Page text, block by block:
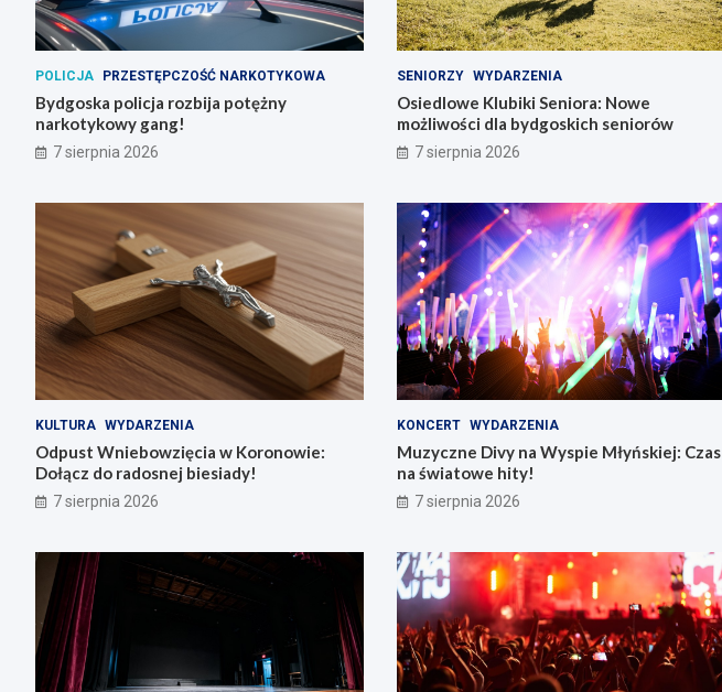
POLICJA PRZESTĘPCZOŚĆ NARKOTYKOWA
Bydgoska policja rozbija potężny
narkotykowy gang!
7 sierpnia 2026
SENIORZY WYDARZENIA
Osiedlowe Klubiki Seniora: Nowe
możliwości dla bydgoskich seniorów
7 sierpnia 2026
KULTURA WYDARZENIA
Odpust Wniebowzięcia w Koronowie:
Dołącz do radosnej biesiady!
7 sierpnia 2026
KONCERT WYDARZENIA
Muzyczne Divy na Wyspie Młyńskiej: Czas
na światowe hity!
7 sierpnia 2026